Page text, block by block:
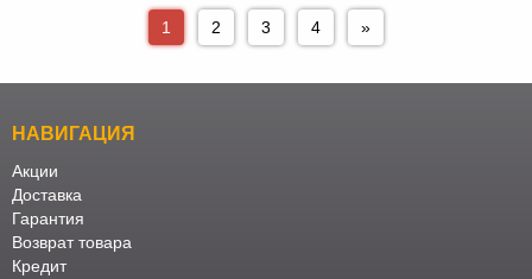
1 2 3 4 »
НАВИГАЦИЯ
Акции
Доставка
Гарантия
Возврат товара
Кредит